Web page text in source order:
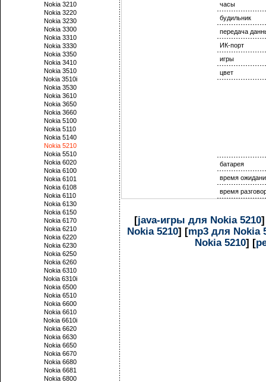
Nokia 3210
Nokia 3220
Nokia 3230
Nokia 3300
Nokia 3310
Nokia 3330
Nokia 3350
Nokia 3410
Nokia 3510
Nokia 3510i
Nokia 3530
Nokia 3610
Nokia 3650
Nokia 3660
Nokia 5100
Nokia 5110
Nokia 5140
Nokia 5210
Nokia 5510
Nokia 6020
Nokia 6100
Nokia 6101
Nokia 6108
Nokia 6110
Nokia 6130
Nokia 6150
Nokia 6170
Nokia 6210
Nokia 6220
Nokia 6230
Nokia 6250
Nokia 6260
Nokia 6310
Nokia 6310i
Nokia 6500
Nokia 6510
Nokia 6600
Nokia 6610
Nokia 6610i
Nokia 6620
Nokia 6630
Nokia 6650
Nokia 6670
Nokia 6680
Nokia 6681
Nokia 6800
часы
будильник
передача
ИК-порт
игры
цвет
батарея
время
время
[java-игры для Nokia 5210]
Nokia 5210] [mp3 для Nokia
Nokia 5210] [